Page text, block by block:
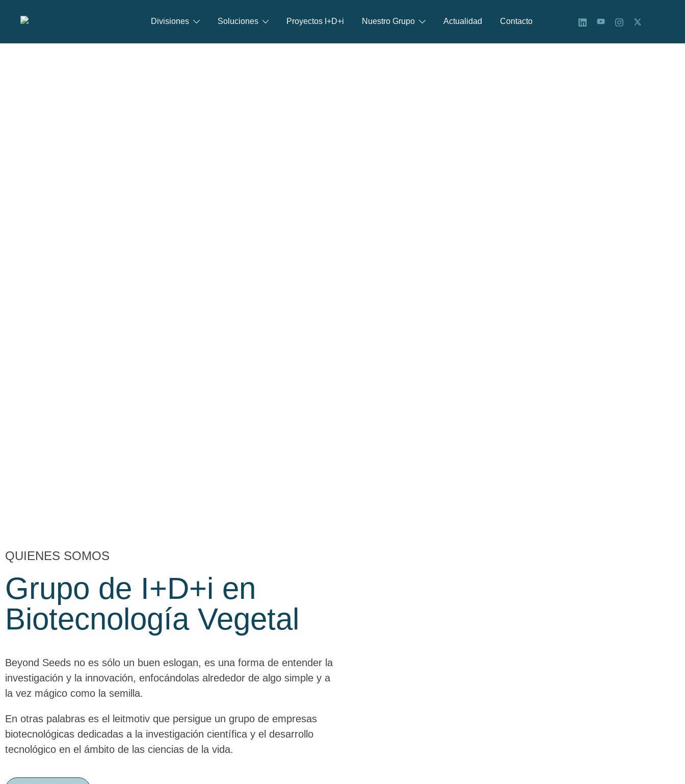
Divisiones Soluciones Proyectos I+D+i Nuestro Grupo Actualidad Contacto
QUIENES SOMOS
Grupo de I+D+i en
Biotecnología Vegetal
Beyond Seeds no es sólo un buen eslogan, es una forma de entender la
investigación y la innovación, enfocándolas alrededor de algo simple y a
la vez mágico como la semilla.
En otras palabras es el leitmotiv que persigue un grupo de empresas
biotecnológicas dedicadas a la investigación científica y el desarrollo
tecnológico en el ámbito de las ciencias de la vida.